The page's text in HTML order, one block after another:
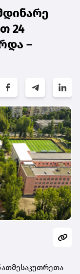
24
–